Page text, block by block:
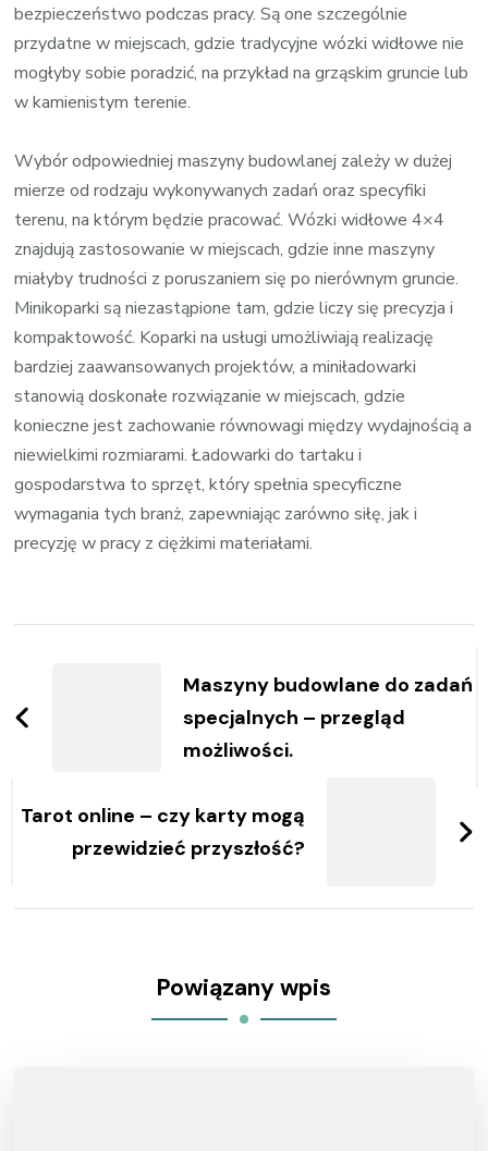
bezpieczeństwo podczas pracy. Są one szczególnie
przydatne w miejscach, gdzie tradycyjne wózki widłowe nie
mogłyby sobie poradzić, na przykład na grząskim gruncie lub
w kamienistym terenie.
Wybór odpowiedniej maszyny budowlanej zależy w dużej
mierze od rodzaju wykonywanych zadań oraz specyfiki
terenu, na którym będzie pracować. Wózki widłowe 4×4
znajdują zastosowanie w miejscach, gdzie inne maszyny
miałyby trudności z poruszaniem się po nierównym gruncie.
Minikoparki są niezastąpione tam, gdzie liczy się precyzja i
kompaktowość. Koparki na usługi umożliwiają realizację
bardziej zaawansowanych projektów, a miniładowarki
stanowią doskonałe rozwiązanie w miejscach, gdzie
konieczne jest zachowanie równowagi między wydajnością a
niewielkimi rozmiarami. Ładowarki do tartaku i
gospodarstwa to sprzęt, który spełnia specyficzne
wymagania tych branż, zapewniając zarówno siłę, jak i
precyzję w pracy z ciężkimi materiałami.
Maszyny budowlane do zadań
specjalnych – przegląd
możliwości.
Tarot online – czy karty mogą
przewidzieć przyszłość?
Powiązany wpis